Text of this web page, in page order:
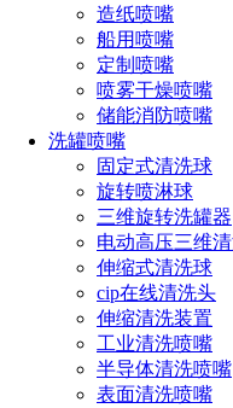
造纸喷嘴
船用喷嘴
定制喷嘴
喷雾干燥喷嘴
储能消防喷嘴
洗罐喷嘴
固定式清洗球
旋转喷淋球
三维旋转洗罐器
电动高压三维
伸缩式清洗球
cip在线清洗头
伸缩清洗装置
工业清洗喷嘴
半导体清洗喷嘴
表面清洗喷嘴
虽然钛是在18世纪
么进展了。到了1910年
分离了出来。亨特用钠还
度在99.9%左右的金属钛。
2、钛是地球上最轻且
钛的强度与重量之比
然和钢一样的坚固，但是
让钛和钛合金成为了飞机
在世界上最大的客机
为的重要，因为它可以帮
钛的冶炼是在20世纪
应用的是军用飞机和潜艇